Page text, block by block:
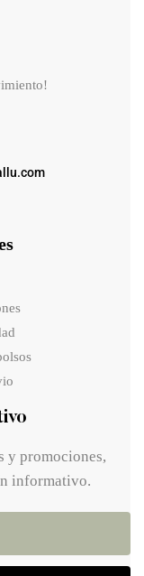
y promociones,
informativo.